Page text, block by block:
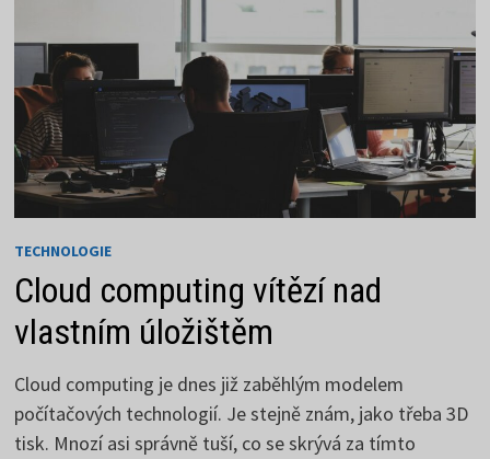
TECHNOLOGIE
Cloud computing vítězí nad
vlastním úložištěm
Cloud computing je dnes již zaběhlým modelem
počítačových technologií. Je stejně znám, jako třeba 3D
tisk. Mnozí asi správně tuší, co se skrývá za tímto